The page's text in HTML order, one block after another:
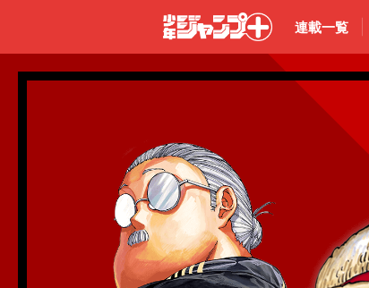
少年ジャン
プ＋
連載一覧